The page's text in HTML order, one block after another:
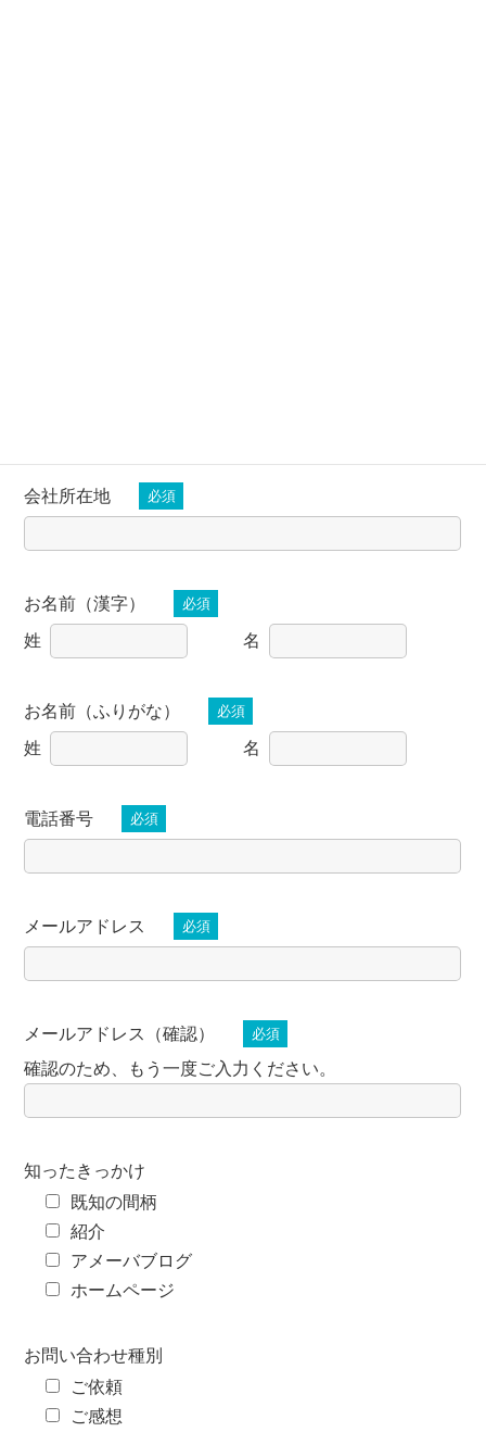
会社所在地 必須
お名前（漢字） 必須
姓 名
お名前（ふりがな） 必須
姓 名
電話番号 必須
メールアドレス 必須
メールアドレス（確認） 必須
確認のため、もう一度ご入力ください。
知ったきっかけ
既知の間柄
紹介
アメーバブログ
ホームページ
お問い合わせ種別
ご依頼
ご感想